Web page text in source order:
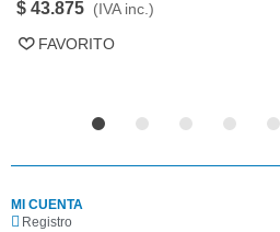
$ 43.875 (IVA inc.)
FAVORITO
MI CUENTA
Registro